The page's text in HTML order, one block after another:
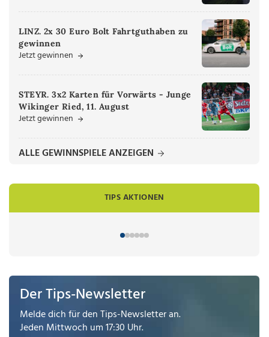
LINZ. 2x 30 Euro Bolt Fahrtguthaben zu
gewinnen
Jetzt gewinnen
STEYR. 3x2 Karten für Vorwärts - Junge
Wikinger Ried, 11. August
Jetzt gewinnen
ALLE GEWINNSPIELE ANZEIGEN
TIPS AKTIONEN
Der Tips-Newsletter
Melde dich für den Tips-Newsletter an.
Jeden Mittwoch um 17:30 Uhr.